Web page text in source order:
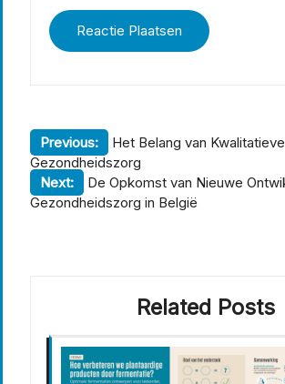
Berichtnavigatie
Previous:
Het Belang van
Gezondheidszorg
Next:
De Opkomst van Nieuwe
Gezondheidszorg in België
Related Posts